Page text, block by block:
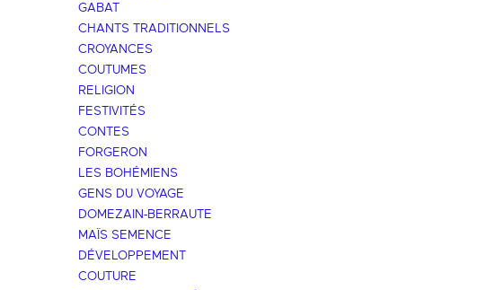
GABAT
CHANTS TRADITIONNELS
CROYANCES
COUTUMES
RELIGION
FESTIVITÉS
CONTES
FORGERON
LES BOHÉMIENS
GENS DU VOYAGE
DOMEZAIN-BERRAUTE
MAÏS SEMENCE
DÉVELOPPEMENT
COUTURE